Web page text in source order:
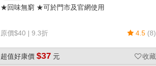
★回味無窮 ★可於門市及官網使用
原價$40 | 9.3折 4.5 (8)
超值好康價 $37 元 收藏